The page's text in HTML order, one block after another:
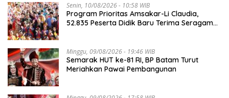
Senin, 10/08/2026 - 10:58 WIB
Program Prioritas Amsakar-Li Claudia,
52.835 Peserta Didik Baru Terima Seragam
Minggu, 09/08/2026 - 19:46 WIB
Semarak HUT ke-81 RI, BP Batam Turut
Meriahkan Pawai Pembangunan